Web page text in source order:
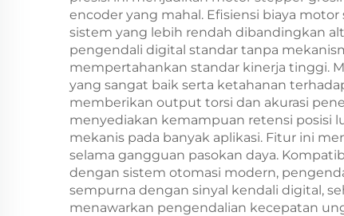
encoder yang mahal. Efisiensi biaya
sistem yang lebih rendah dibandingkan
pengendali digital standar tanpa
mempertahankan standar kinerja tinggi.
yang sangat baik serta ketahanan
memberikan output torsi dan akurasi
menyediakan kemampuan retensi posisi
mekanis pada banyak aplikasi. Fitur ini
selama gangguan pasokan daya.
dengan sistem otomasi modern,
sempurna dengan sinyal kendali digital,
menawarkan pengendalian kecepatan